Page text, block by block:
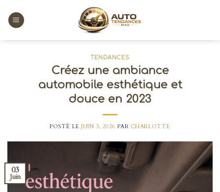
content
TENDANCES
Créez une ambiance
automobile esthétique et
douce en 2023
POSTÉ LEJUIN 3, 2026 PAR CHARLOTTE
03
Juin